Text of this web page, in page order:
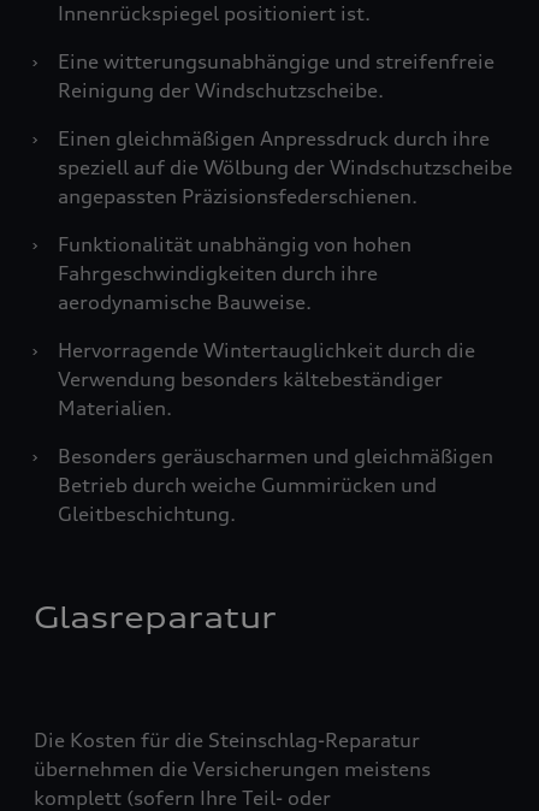
Innenrückspiegel positioniert ist.
›
Eine witterungsunabhängige und streifenfreie
Reinigung der Windschutzscheibe.
›
Einen gleichmäßigen Anpressdruck durch ihre
speziell auf die Wölbung der Windschutzscheibe
angepassten Präzisionsfederschienen.
›
Funktionalität unabhängig von hohen
Fahrgeschwindigkeiten durch ihre
aerodynamische Bauweise.
›
Hervorragende Wintertauglichkeit durch die
Verwendung besonders kältebeständiger
Materialien.
›
Besonders geräuscharmen und gleichmäßigen
Betrieb durch weiche Gummirücken und
Gleitbeschichtung.
Glasreparatur
Die Kosten für die Steinschlag-Reparatur
übernehmen die Versicherungen meistens
komplett (sofern Ihre Teil- oder